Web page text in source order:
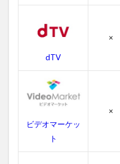
す
4
ラ
の
情
dTV
×
ビデオマーケッ
ト
×